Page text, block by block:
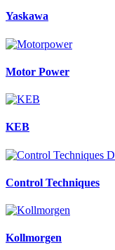
Yaskawa
Motor Power
KEB
Control Techniques
Kollmorgen